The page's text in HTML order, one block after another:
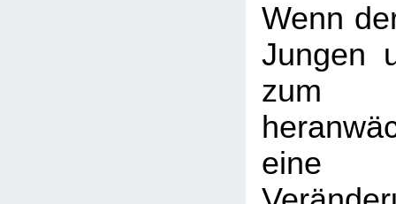
Wenn
Jungen
eine